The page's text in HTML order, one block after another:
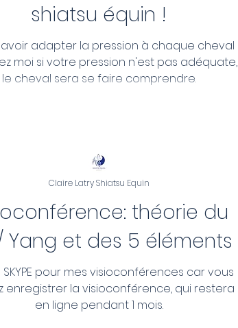
shiatsu équin !
adapter la pression à chaque cheval
moi si votre pression n'est pas adéquate,
le cheval sera se faire comprendre.
théorie du
Yang et des 5 éléments
SKYPE pour mes visioconférences car vous
enregistrer la visioconférence, qui restera
en ligne pendant 1 mois.
Claire Latry Shiatsu Equin